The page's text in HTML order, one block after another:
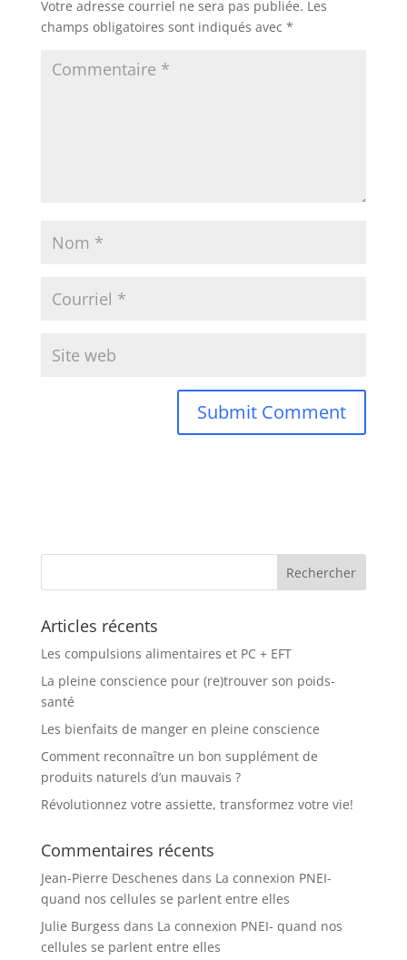
Votre adresse courriel ne sera pas publiée. Les
champs obligatoires sont indiqués avec *
Articles récents
Les compulsions alimentaires et PC + EFT
La pleine conscience pour (re)trouver son poids-
santé
Les bienfaits de manger en pleine conscience
Comment reconnaître un bon supplément de
produits naturels d’un mauvais ?
Révolutionnez votre assiette, transformez votre vie!
Commentaires récents
Jean-Pierre Deschenes dans La connexion PNEI-
quand nos cellules se parlent entre elles
Julie Burgess dans La connexion PNEI- quand nos
cellules se parlent entre elles